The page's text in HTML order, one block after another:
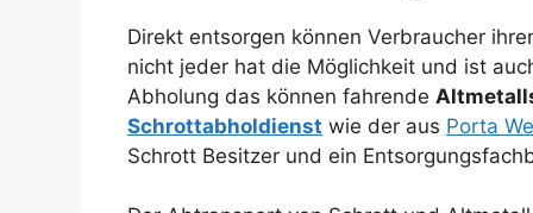
Direkt entsorgen können Verbraucher
nicht jeder hat die Möglichkeit und ist
Abholung das können fahrende
Schrottabholdienst wie der aus Porta
Schrott Besitzer und ein